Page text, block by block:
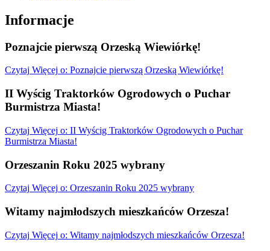
Informacje
Poznajcie pierwszą Orzeską Wiewiórkę!
Czytaj Więcej o: Poznajcie pierwszą Orzeską Wiewiórkę!
II Wyścig Traktorków Ogrodowych o Puchar
Burmistrza Miasta!
Czytaj Więcej o: II Wyścig Traktorków Ogrodowych o Puchar
Burmistrza Miasta!
Orzeszanin Roku 2025 wybrany
Czytaj Więcej o: Orzeszanin Roku 2025 wybrany
Witamy najmłodszych mieszkańców Orzesza!
Czytaj Więcej o: Witamy najmłodszych mieszkańców Orzesza!